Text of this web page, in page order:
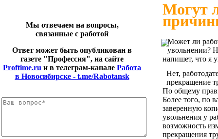
Мы отвечаем на вопросы,
связанные с работой
Ответ может быть опубликован в
газете "Профессия", на сайте
Proftime.ru и в телеграм-канале Работа
в Новосибирске - t.me/Rabotansk
Могут
Может ли
увольнении?
напишет, что я
Нет,
прекращение
По общему
Более того, по
заверенную
увольнения у
возможность
прекращения